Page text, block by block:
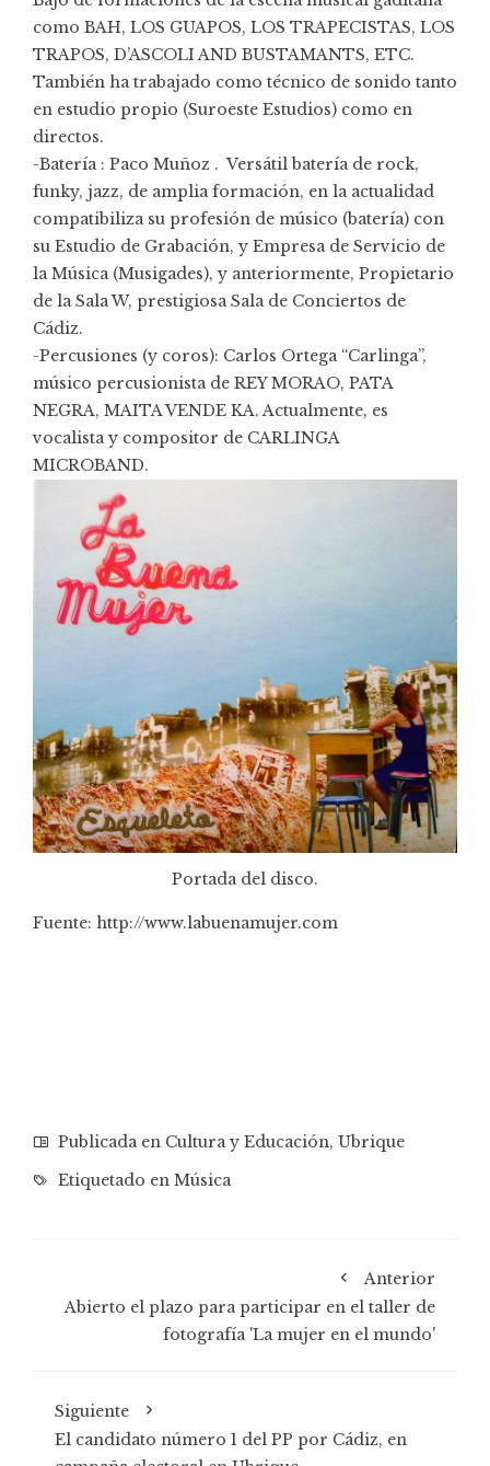
como BAH, LOS GUAPOS, LOS TRAPECISTAS, LOS
TRAPOS, D’ASCOLI AND BUSTAMANTS, ETC.
También ha trabajado como técnico de sonido tanto
en estudio propio (Suroeste Estudios) como en
directos.
-Batería : Paco Muñoz . Versátil batería de rock,
funky, jazz, de amplia formación, en la actualidad
compatibiliza su profesión de músico (batería) con
su Estudio de Grabación, y Empresa de Servicio de
la Música (Musigades), y anteriormente, Propietario
de la Sala W, prestigiosa Sala de Conciertos de
Cádiz.
-Percusiones (y coros): Carlos Ortega “Carlinga”,
músico percusionista de REY MORAO, PATA
NEGRA, MAITA VENDE KA. Actualmente, es
vocalista y compositor de CARLINGA
MICROBAND.
Portada del disco.
Fuente: http://www.labuenamujer.com
Publicada en Cultura y Educación, Ubrique
Etiquetado en Música
Anterior
Abierto el plazo para participar en el taller de
fotografía 'La mujer en el mundo'
Siguiente
El candidato número 1 del PP por Cádiz, en